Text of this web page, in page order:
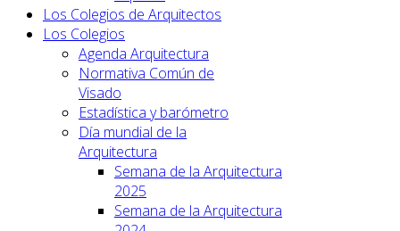
Los Colegios de Arquitectos
Los Colegios
Agenda Arquitectura
Normativa Común de
Visado
Estadística y barómetro
Día mundial de la
Arquitectura
Semana de la Arquitectura
2025
Semana de la Arquitectura